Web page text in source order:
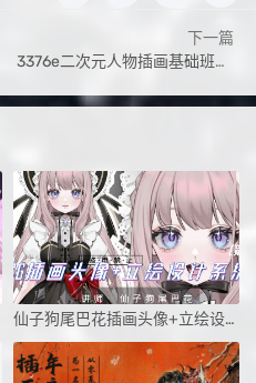
下一篇
3376e二次元人物插画基础班课程
仙子狗尾巴花插画头像+立绘设计系统课第1期